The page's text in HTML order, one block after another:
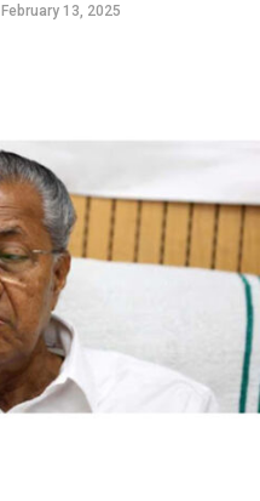
February 13, 2025